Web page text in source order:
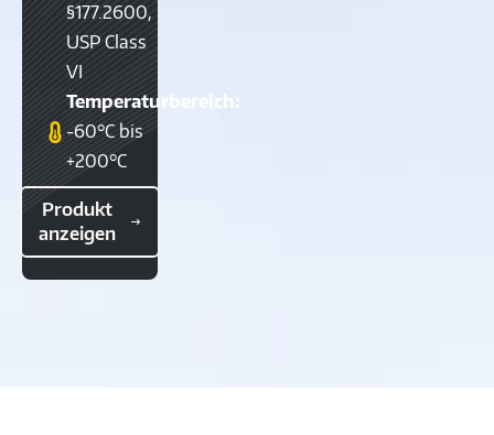
§177.2600,
USP Class
VI
Temperaturbereich:
-60°C bis
+200°C
Produkt
anzeigen